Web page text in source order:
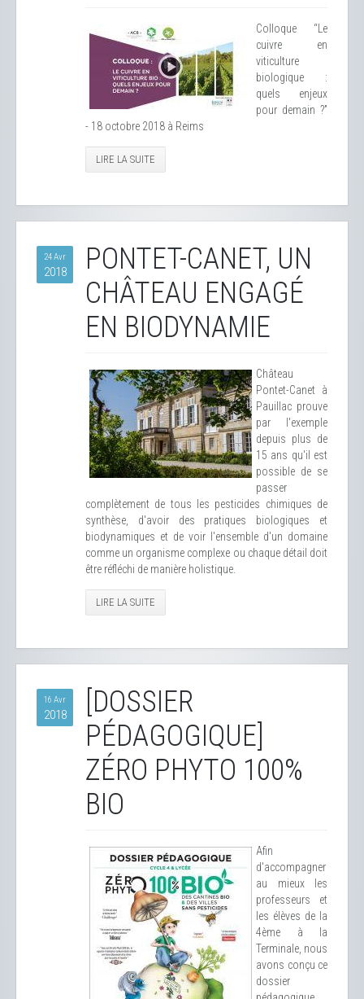
Colloque “Le
cuivre en
viticulture
biologique :
quels enjeux
pour demain ?”
- 18 octobre 2018 à Reims
LIRE LA SUITE
24 Avr
2018
PONTET-CANET, UN
CHÂTEAU ENGAGÉ
EN BIODYNAMIE
Château
Pontet-Canet à
Pauillac prouve
par l'exemple
depuis plus de
15 ans qu'il est
possible de se
passer
complètement de tous les pesticides chimiques de
synthèse, d'avoir des pratiques biologiques et
biodynamiques et de voir l'ensemble d'un domaine
comme un organisme complexe ou chaque détail doit
être réfléchi de manière holistique.
LIRE LA SUITE
16 Avr
2018
[DOSSIER
PÉDAGOGIQUE]
ZÉRO PHYTO 100%
BIO
Afin
d'accompagner
au mieux les
professeurs et
les élèves de la
4ème à la
Terminale, nous
avons conçu ce
dossier